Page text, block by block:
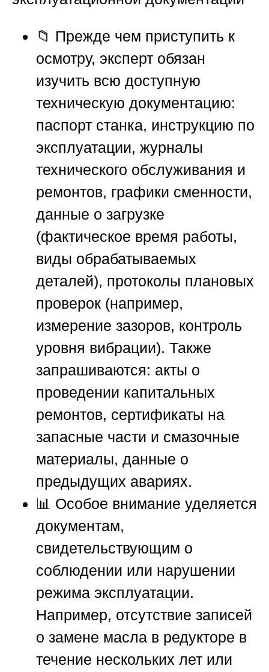
📁 Прежде чем приступить к
осмотру, эксперт обязан
изучить всю доступную
техническую документацию:
паспорт станка, инструкцию по
эксплуатации, журналы
технического обслуживания и
ремонтов, графики сменности,
данные о загрузке
(фактическое время работы,
виды обрабатываемых
деталей), протоколы плановых
проверок (например,
измерение зазоров, контроль
уровня вибрации). Также
запрашиваются: акты о
проведении капитальных
ремонтов, сертификаты на
запасные части и смазочные
материалы, данные о
предыдущих авариях.
📊 Особое внимание уделяется
документам,
свидетельствующим о
соблюдении или нарушении
режима эксплуатации.
Например, отсутствие записей
о замене масла в редукторе в
течение нескольких лет или